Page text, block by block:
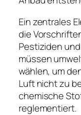
Ein zentrales
die
Pestiziden
müssen
wählen, um
Luft nicht zu
chemische
reglementiert.